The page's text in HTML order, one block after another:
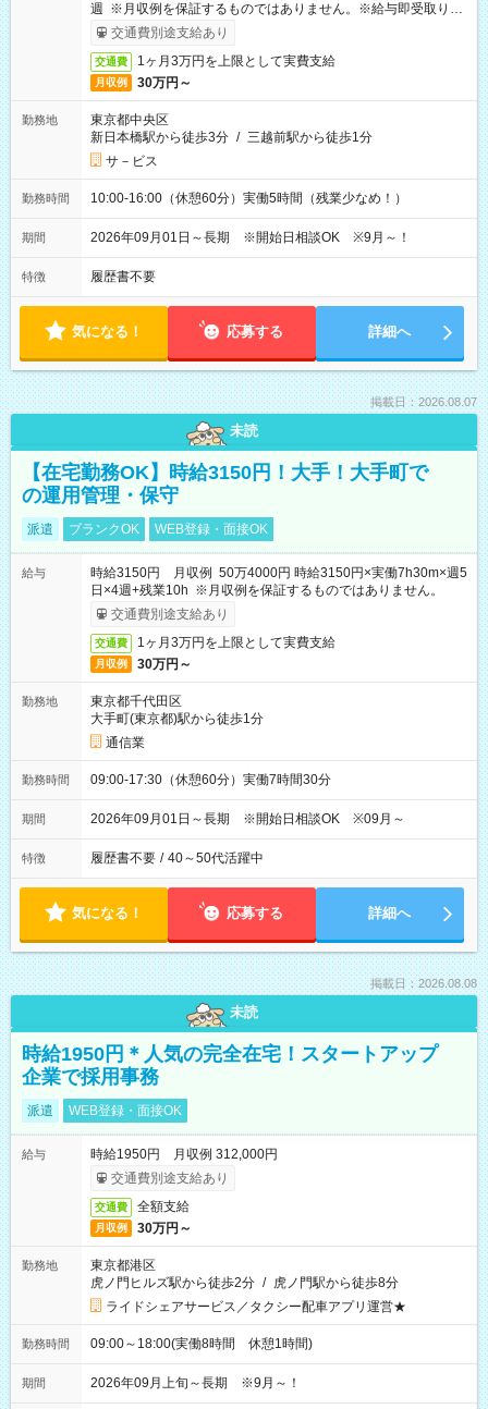
週 ※月収例を保証するものではありません。※給与即受取りサ
ービス利用可（利用条件有）
交通費別途支給あり
交通費 1ヶ月3万円を上限として実費支給
月収例 30万円～
勤務地
東京都中央区
新日本橋駅から徒歩3分 / 三越前駅から徒歩1分
サ－ビス
勤務時間 10:00-16:00（休憩60分）実働5時間（残業少なめ！）
期間 2026年09月01日～長期 ※開始日相談OK ※9月～！
特徴 履歴書不要
気になる！ 応募する 詳細へ
掲載日：2026.08.07
未読
【在宅勤務OK】時給3150円！大手！大手町で
の運用管理・保守
派遣 ブランクOK WEB登録・面接OK
給与
時給3150円 月収例 50万4000円 時給3150円×実働7h30m×週5
日×4週+残業10h ※月収例を保証するものではありません。
交通費別途支給あり
交通費 1ヶ月3万円を上限として実費支給
月収例 30万円～
勤務地
東京都千代田区
大手町(東京都)駅から徒歩1分
通信業
勤務時間 09:00-17:30（休憩60分）実働7時間30分
期間 2026年09月01日～長期 ※開始日相談OK ※09月～
特徴 履歴書不要 / 40～50代活躍中
気になる！ 応募する 詳細へ
掲載日：2026.08.08
未読
時給1950円＊人気の完全在宅！スタートアップ
企業で採用事務
派遣 WEB登録・面接OK
給与
時給1950円 月収例 312,000円
交通費別途支給あり
交通費 全額支給
月収例 30万円～
勤務地
東京都港区
虎ノ門ヒルズ駅から徒歩2分 / 虎ノ門駅から徒歩8分
ライドシェアサービス／タクシー配車アプリ運営★
勤務時間 09:00～18:00(実働8時間 休憩1時間)
期間 2026年09月上旬～長期 ※9月～！